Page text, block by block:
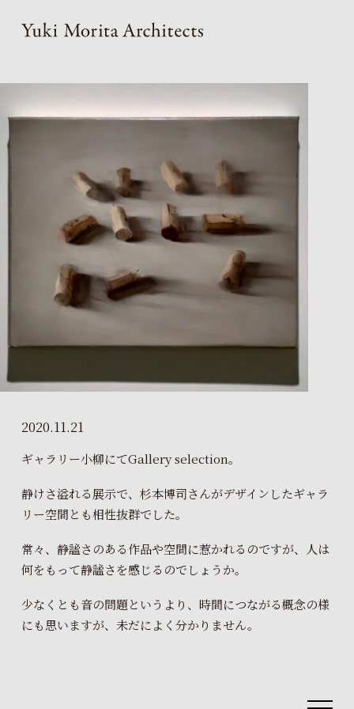
2020.11.21
ギャラリー小柳にてGallery selection。
静けさ溢れる展示で、杉本博司さんがデザインしたギャラ
リー空間とも相性抜群でした。
常々、静謐さのある作品や空間に惹かれるのですが、人は
何をもって静謐さを感じるのでしょうか。
少なくとも音の問題というより、時間につながる概念の様
にも思いますが、未だによく分かりません。